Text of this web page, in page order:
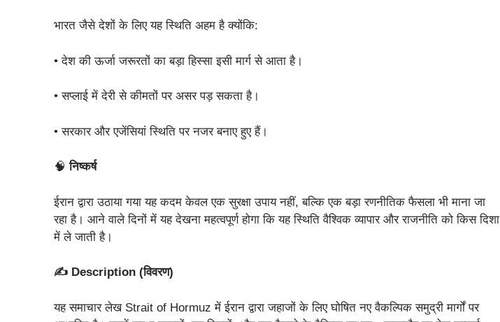
भारत जैसे देशों के लिए यह स्थिति अहम है क्योंकि:
• देश की ऊर्जा जरूरतों का बड़ा हिस्सा इसी मार्ग से आता है।
• सप्लाई में देरी से कीमतों पर असर पड़ सकता है।
• सरकार और एजेंसियां स्थिति पर नजर बनाए हुए हैं।
🧠निष्कर्ष
ईरान द्वारा उठाया गया यह कदम केवल एक सुरक्षा उपाय नहीं, बल्कि एक बड़ा रणनीतिक फैसला भी माना जा
रहा है। आने वाले दिनों में यह देखना महत्वपूर्ण होगा कि यह स्थिति वैश्विक व्यापार और राजनीति को किस दिशा
में ले जाती है।
✍️ Description (विवरण)
यह समाचार लेख Strait of Hormuz में ईरान द्वारा जहाजों के लिए घोषित नए वैकल्पिक समुद्री मार्गों पर